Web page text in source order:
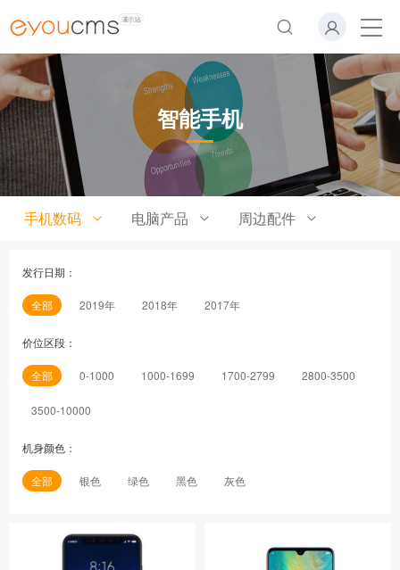
智能手机
手机数码 电脑产品 周边配件
发行日期：
全部 2019年 2018年 2017年
价位区段：
全部 0-1000 1000-1699 1700-2799 2800-3500
3500-10000
机身颜色：
全部 银色 绿色 黑色 灰色